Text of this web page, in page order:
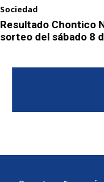
Sociedad
Resultado Chontico
sorteo del sábado 8